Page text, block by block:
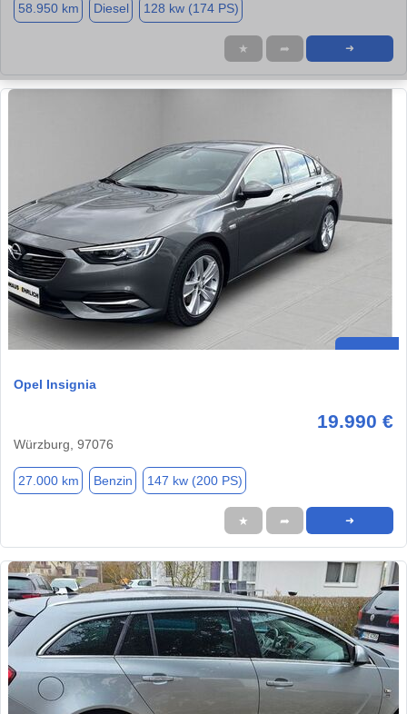
58.950 km Diesel 128 kw (174 PS)
★ ➦ ➜
Opel Insignia
19.990 €
Würzburg, 97076
27.000 km Benzin 147 kw (200 PS)
★ ➦ ➜